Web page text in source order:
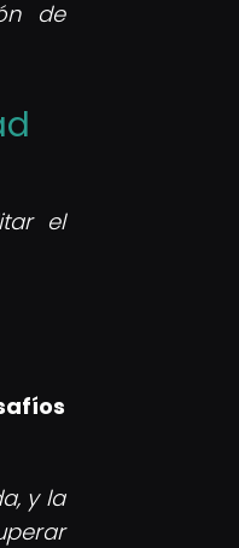
de
el
y la